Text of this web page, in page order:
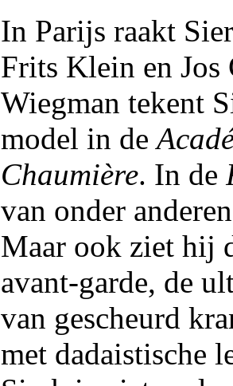
In Parijs raakt
Frits Klein en
Wiegman tekent
model in de
Chaumière. In de
van onder
Maar ook ziet hij
avant-garde, de
van gescheurd
met dadaistische